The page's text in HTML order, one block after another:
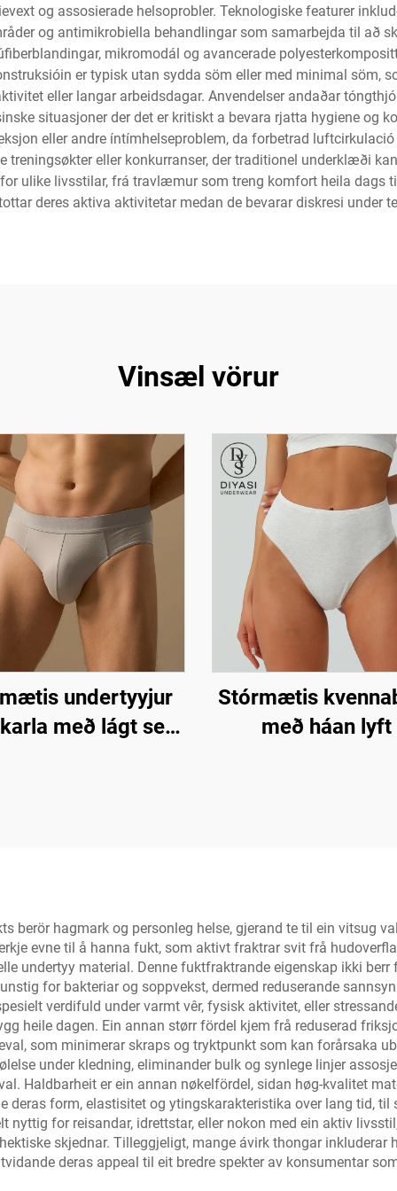
og assosierade helsoprobler. Teknologiske featurer
og antimikrobiella behandlingar som samarbejda til að
mikromodál og avancerade
er typisk utan sydda söm eller med minimal söm,
eller langar arbeidsdagar. Anvendelser andaðar
situasjoner der det er kritiskt a bevara rjatta hygiene og
eller andre íntímhelseproblem, da forbetrad
eller konkurranser, der traditionel underklæði
ulike livsstilar, frá travlæmur som treng komfort heila dags
deres aktiva aktivitetar medan de bevarar diskresi under
Vinsæl vörur
undertyyjur
með lágt seti
Stórmætis
með háan lyft
berör hagmark og personleg helse, gjerand te til ein vitsug
evne til å hanna fukt, som aktivt fraktrar svit frå
undertyy material. Denne fuktfraktrande eigenskap ikki
for bakteriar og soppvekst, dermed reduserande
verdifuld under varmt vêr, fysisk aktivitet, eller
heile dagen. Ein annan størr fördel kjem frå reduserad
som minimerar skraps og tryktpunkt som kan forårsaka
under kledning, eliminander bulk og synlege linjer
Haldbarheit er ein annan nøkelfördel, sidan høg-kvalitet
form, elastisitet og ytingskarakteristika over lang tid, til
nyttig for reisandar, idrettstar, eller nokon med ein aktiv
skjednar. Tilleggjeligt, mange ávirk thongar
deras appeal til eit bredre spekter av konsumentar